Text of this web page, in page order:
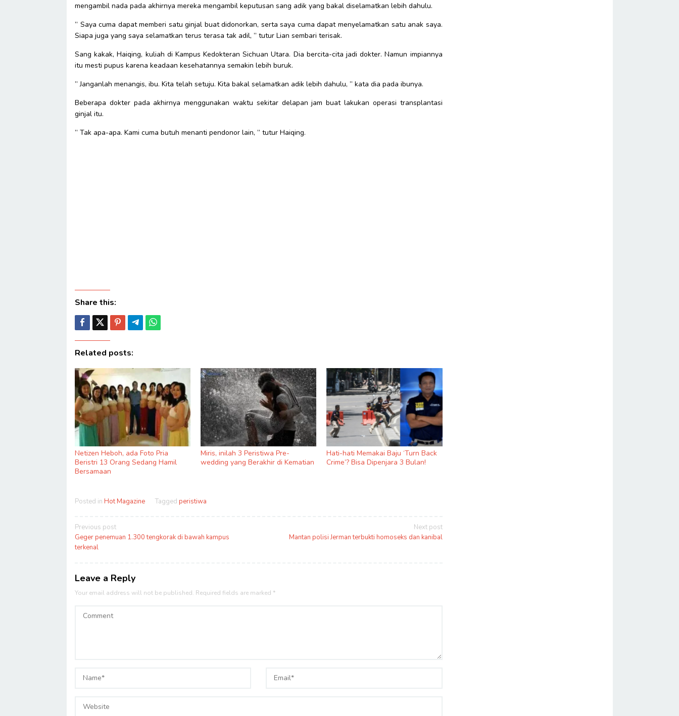
mengambil nada pada akhirnya mereka mengambil keputusan sang adik yang bakal diselamatkan lebih dahulu.
” Saya cuma dapat memberi satu ginjal buat didonorkan, serta saya cuma dapat menyelamatkan satu anak saya.
Siapa juga yang saya selamatkan terus terasa tak adil, ” tutur Lian sembari terisak.
Sang kakak, Haiqing, kuliah di Kampus Kedokteran Sichuan Utara. Dia bercita-cita jadi dokter. Namun impiannya
itu mesti pupus karena keadaan kesehatannya semakin lebih buruk.
” Janganlah menangis, ibu. Kita telah setuju. Kita bakal selamatkan adik lebih dahulu, ” kata dia pada ibunya.
Beberapa dokter pada akhirnya menggunakan waktu sekitar delapan jam buat lakukan operasi transplantasi
ginjal itu.
” Tak apa-apa. Kami cuma butuh menanti pendonor lain, ” tutur Haiqing.
Share this:
Related posts:
Netizen Heboh, ada Foto Pria
Beristri 13 Orang Sedang Hamil
Bersamaan
Miris, inilah 3 Peristiwa Pre-
wedding yang Berakhir di Kematian
Hati-hati Memakai Baju ‘Turn Back
Crime’? Bisa Dipenjara 3 Bulan!
Posted in Hot Magazine Tagged peristiwa
Post
navigation
Previous post
Geger penemuan 1.300 tengkorak di bawah kampus
terkenal
Next post
Mantan polisi Jerman terbukti homoseks dan kanibal
Leave a Reply
Your email address will not be published. Required fields are marked *